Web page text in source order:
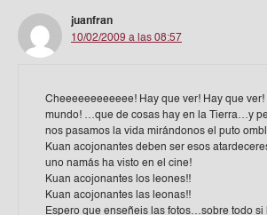
juanfran
10/02/2009 a las 08:57
Cheeeeeeeeeeee! Hay que ver! Hay que ver!
mundo! …que de cosas hay en la Tierra…y
nos pasamos la vida mirándonos el puto
Kuan acojonantes deben ser esos
uno namás ha visto en el cine!
Kuan acojonantes los leones!!
Kuan acojonantes las leonas!!
Espero que enseñeis las fotos…sobre todo si